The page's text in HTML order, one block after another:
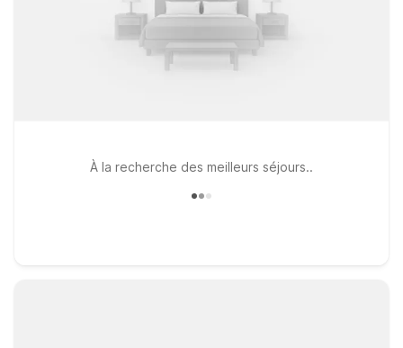
À la recherche des meilleurs séjours..